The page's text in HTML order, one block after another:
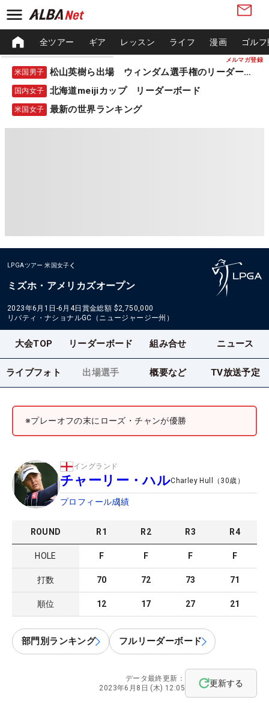
メルマガ登録
全ツアー ギア レッスン ライフ 漫画 ゴル
米国男子 松山英樹ら出場 ウィンダム選手権のリーダーボード
国内女子 北海道meijiカップ リーダーボード
米国女子 最新の世界ランキング
LPGAツアー 米国女子
ミズホ・アメリカズオープン
2023年6月1日-6月4日 賞金総額 $2,750,000
リバティ・ナショナルGC（ニュージャージー州）
大会TOP リーダーボード 組み合せ ニュース
ライブフォト 出場選手 概要など TV放送予定
※プレーオフの末にローズ・チャンが優勝
イングランド
チャーリー・ハルCharley Hull （ 30歳）
プロフィール成績
ROUND R1 R2 R3 R4
HOLE F F F F
打数 70 72 73 71
順位 12 17 27 21
部門別ランキング フルリーダーボード
データ最終更新：
2023年6月8日 (木) 12:05
更新する